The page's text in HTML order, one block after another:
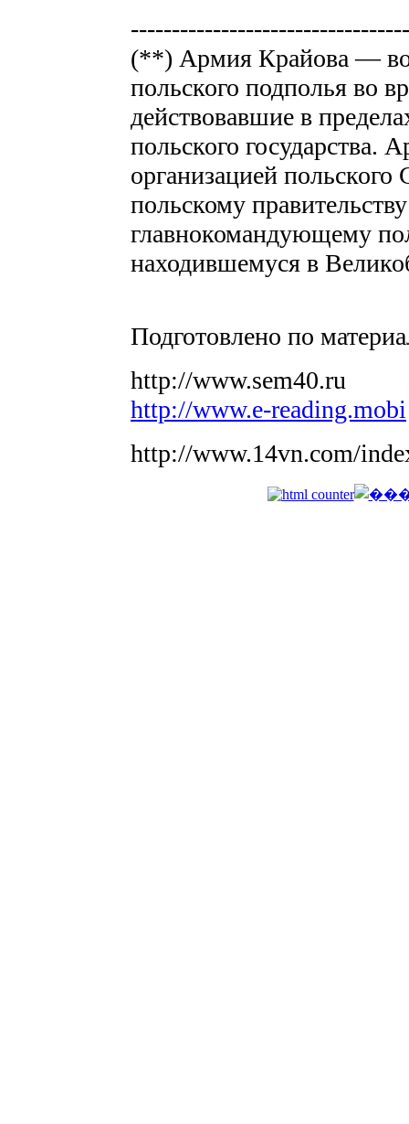
(**) Армия Крайова —
польского подполья во
действовавшие в
польского государства.
организацией
польскому
главнокомандующему
находившемуся в
Подготовлено по
http://www.sem40.ru
http://www.e-reading.mobi
http://www.14vn.com/